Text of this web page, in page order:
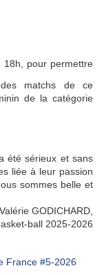
pour permettre
matchs de ce
de la catégorie
été sérieux et sans
liée à leur passion
sommes belle et
Valérie GODICHARD,
ball 2025-2026
France #5-2026